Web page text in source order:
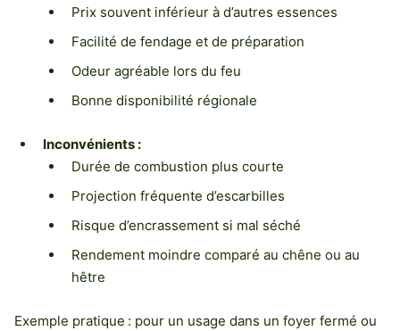
Prix souvent inférieur à d’autres essences
Facilité de fendage et de préparation
Odeur agréable lors du feu
Bonne disponibilité régionale
Inconvénients :
Durée de combustion plus courte
Projection fréquente d’escarbilles
Risque d’encrassement si mal séché
Rendement moindre comparé au chêne ou au
hêtre
Exemple pratique : pour un usage dans un foyer fermé ou